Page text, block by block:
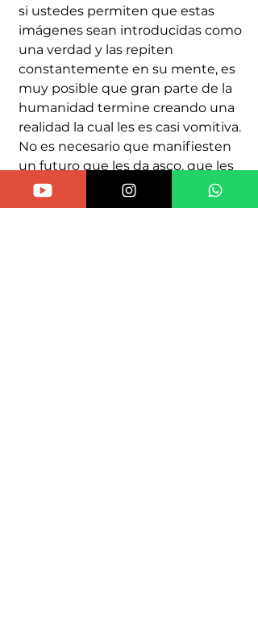
si ustedes permiten que estas
imágenes sean introducidas como
una verdad y las repiten
constantemente en su mente, es
muy posible que gran parte de la
humanidad termine creando una
realidad la cual les es casi vomitiva.
No es necesario que manifiesten
un futuro que les da asco, que les
da miedo, que les da sufrimiento.